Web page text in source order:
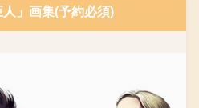
」画集(予約必須)